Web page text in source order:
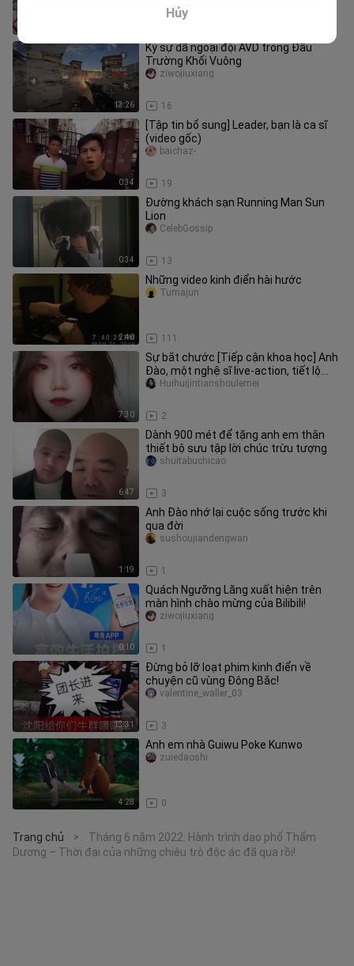
13:26
Ký sự dã ngoại đội AVD trong Đấu
Trường Khối Vuông
16
ziwojiuxiang
0:34
[Tập tin bổ sung] Leader, bạn là ca sĩ
(video gốc)
19
baichaz-
0:34
Đường khách sạn Running Man Sun
Lion
13
CelebGossip
2:40
Những video kinh điển hài hước
111
Tumajun
7:30
Sự bắt chước [Tiếp cận khoa học] Anh
Đào, một nghệ sĩ live-action, tiết lộ
câu chuyện bên trong về c
2
Huihuijintianshoulemei
6:47
Dành 900 mét để tặng anh em thân
thiết bộ sưu tập lời chúc trừu tượng
3
shuitabuchicao
1:19
Anh Đào nhớ lại cuộc sống trước khi
qua đời
1
sushoujiandengwan
0:10
Quách Ngưỡng Lăng xuất hiện trên
màn hình chào mừng của Bilibili!
1
ziwojiuxiang
13:31
Đừng bỏ lỡ loạt phim kinh điển về
chuyện cũ vùng Đông Bắc!
3
valentine_waller_03
4:28
Anh em nhà Guiwu Poke Kunwo
0
zuiedaoshi
Trang chủ >
Tháng 6 năm 2022: Hành trình dạo phố Thẩm
Dương – Thời đại của những chiêu trò độc ác đã qua rồi!
Hủy